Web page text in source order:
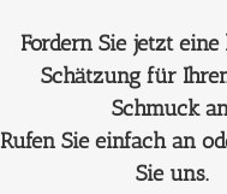
Fordern Sie jetzt eine
Schätzung für
Schmuck
Rufen Sie einfach an
Sie uns.